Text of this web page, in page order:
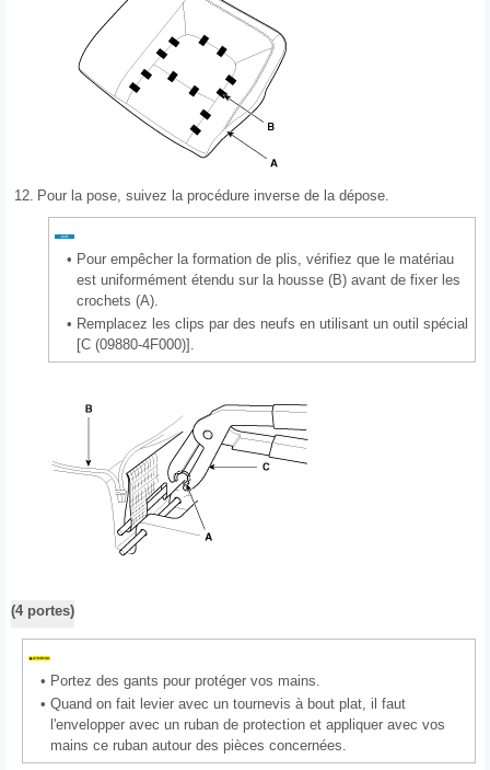
12. Pour la pose, suivez la procédure inverse de la dépose.
• Pour empêcher la formation de plis, vérifiez que le matériau
est uniformément étendu sur la housse (B) avant de fixer les
crochets (A).
• Remplacez les clips par des neufs en utilisant un outil spécial
[C (09880-4F000)].
(4 portes)
• Portez des gants pour protéger vos mains.
• Quand on fait levier avec un tournevis à bout plat, il faut
l'envelopper avec un ruban de protection et appliquer avec vos
mains ce ruban autour des pièces concernées.